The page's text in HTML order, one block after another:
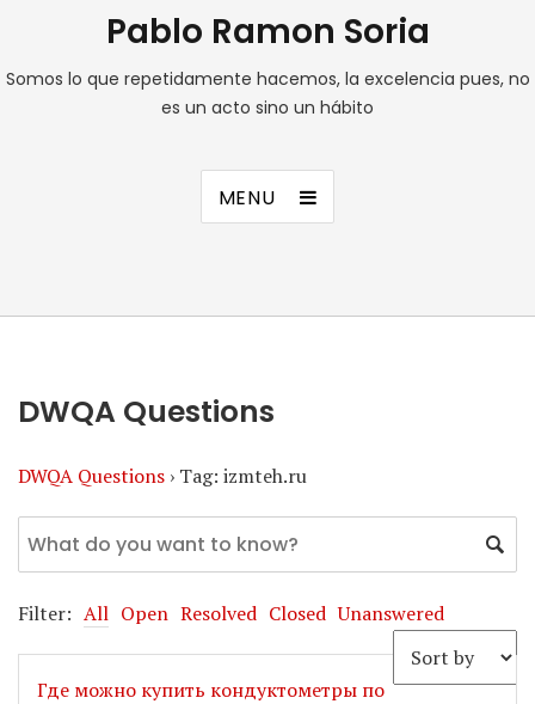
Pablo Ramon Soria
Somos lo que repetidamente hacemos, la excelencia pues, no
es un acto sino un hábito
MENU
DWQA Questions
DWQA Questions › Tag: izmteh.ru
Filter: All Open Resolved Closed Unanswered
Где можно купить кондуктометры по